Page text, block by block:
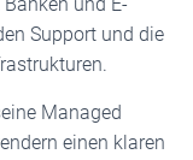
Support und die
Managed
einen klaren